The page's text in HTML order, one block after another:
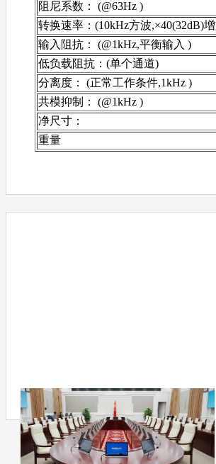
阻尼系数： (@63Hz )
转换速率：(10kHz方波,×40(32dB)
输入阻抗： (@1kHz,平衡输入 )
低负载阻抗：(单个通道)
分离度： (正常工作条件,1kHz )
共模抑制： (@1kHz )
净尺寸：
重量